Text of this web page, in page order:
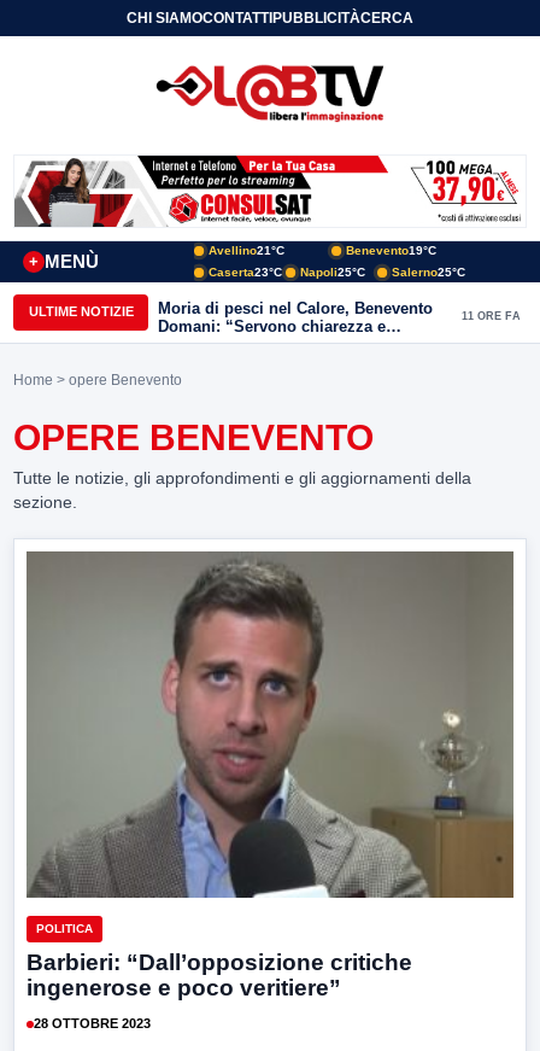
CHI SIAMOCONTATTIPUBBLICITÀCERCA
MENÙ
+
Avellino21°C Benevento19°C
Caserta23°C Napoli25°C Salerno25°C
ULTIME NOTIZIE
Moria di pesci nel Calore, Benevento
Domani: “Servono chiarezza e
approfondimenti sulla gestione
11 ORE FA
Home > opere Benevento
OPERE BENEVENTO
Tutte le notizie, gli approfondimenti e gli aggiornamenti della
sezione.
POLITICA
Barbieri: “Dall’opposizione critiche
ingenerose e poco veritiere”
28 OTTOBRE 2023